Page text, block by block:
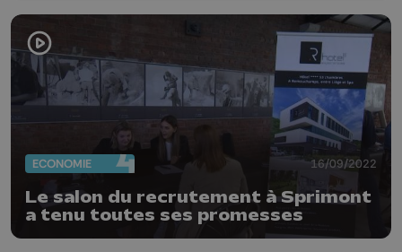
ECONOMIE 16/09/2022
Le salon du recrutement à Sprimont
a tenu toutes ses promesses